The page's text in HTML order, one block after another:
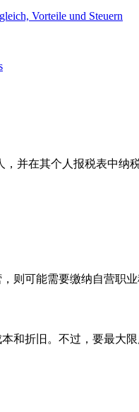
并在其个人报税表中纳
可能需要缴纳自营职
折旧。不过，要最大